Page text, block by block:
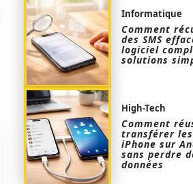
Informatique
Comment
des SMS
logiciel
solutions
High-Tech
Comment
transférer
iPhone sur
sans perdre
données